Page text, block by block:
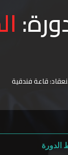
قاعة فندقية
الدورة